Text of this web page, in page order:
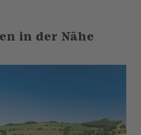
in der Nähe